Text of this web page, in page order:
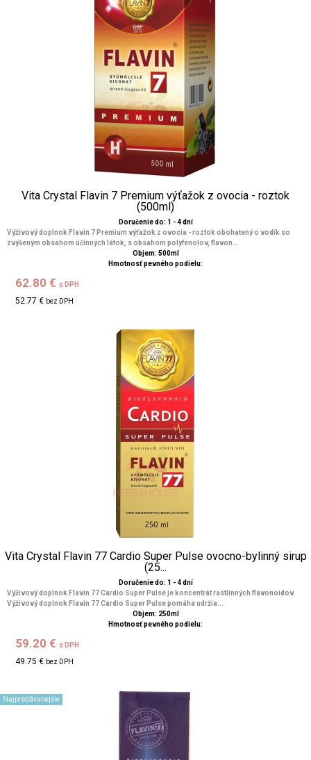
Vita Crystal Flavin 7 Premium výťažok z ovocia - roztok
(500ml)
Doručenie do: 1 - 4 dní
Výživový doplnok Flavin 7 Premium výťažok z ovocia - roztok obohatený o vodík so
zvýšeným obsahom účinných látok, s obsahom polyfenolov, flavon...
Objem: 500ml
Hmotnosť pevného podielu:
62.80 € s DPH
52.77 € bez DPH
Vita Crystal Flavin 77 Cardio Super Pulse ovocno-bylinný sirup
(25...
Doručenie do: 1 - 4 dní
Výživový doplnok Flavin 77 Cardio Super Pulse je koncentrát rastlinných flavonoidov.
Výživový doplnok Flavin 77 Cardio Super Pulse pomáha udržia...
Objem: 250ml
Hmotnosť pevného podielu:
59.20 € s DPH
49.75 € bez DPH
Najpredávanejšie